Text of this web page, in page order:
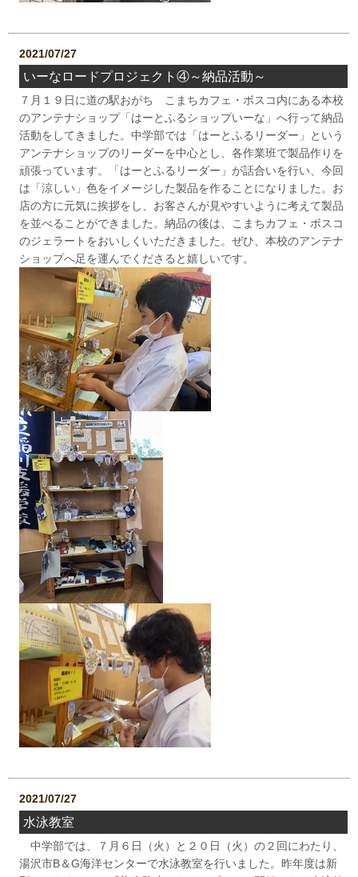
2021/07/27
いーなロードプロジェクト④～納品活動～
７月１９日に道の駅おがち こまちカフェ・ボスコ内にある本校
のアンテナショップ「はーとふるショップいーな」へ行って納品
活動をしてきました。中学部では「はーとふるリーダー」という
アンテナショップのリーダーを中心とし、各作業班で製品作りを
頑張っています。「はーとふるリーダー」が話合いを行い、今回
は「涼しい」色をイメージした製品を作ることになりました。お
店の方に元気に挨拶をし、お客さんが見やすいように考えて製品
を並べることができました。納品の後は、こまちカフェ・ボスコ
のジェラートをおいしくいただきました。ぜひ、本校のアンテナ
ショップへ足を運んでくださると嬉しいです。
2021/07/27
水泳教室
中学部では、７月６日（火）と２０日（火）の２回にわたり、
湯沢市B＆G海洋センターで水泳教室を行いました。昨年度は新